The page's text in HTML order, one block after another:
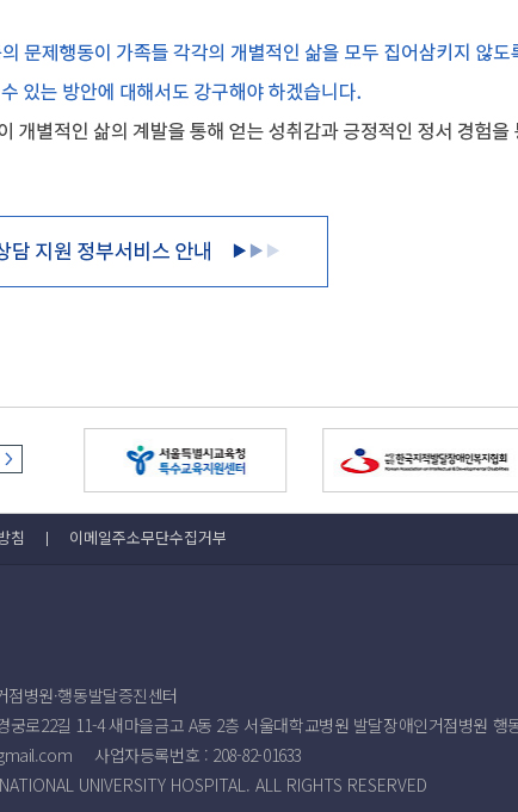
침 이메일주소무단수집거부
병원·행동발달증진센터
궁로22길 11-4 새마을금고 A동 2층 서울대학교병원 발달장애인거점병원 행
사업자등록번호 : 208-82-01633
UNIVERSITY HOSPITAL. ALL RIGHTS RESERVED